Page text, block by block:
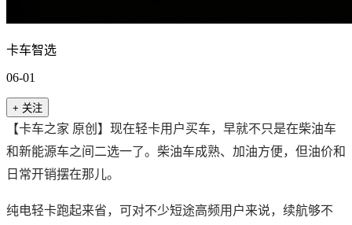
卡车智选
06-01
+ 关注
【卡车之家 原创】现在轻卡用户买车，早就不只是在柴油车
和新能源车之间二选一了。柴油车成熟、加油方便，但油价和
日常开销摆在那儿。
纯电轻卡跑起来省，可对不少短途高频用户来说，续航够不